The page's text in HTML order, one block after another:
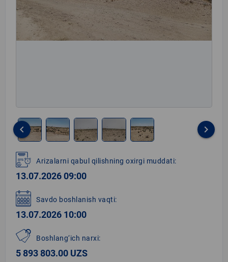
1
of
5
keyboard_arrow_left keyboard_arrow_right
Arizalarni qabul qilishning oxirgi muddati:
13.07.2026 09:00
Savdo boshlanish vaqti:
13.07.2026 10:00
Boshlang‘ich narxi:
5 893 803.00 UZS